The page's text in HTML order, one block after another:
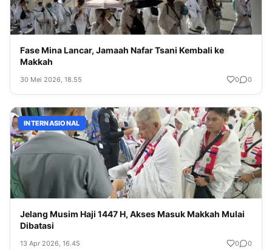
Fase Mina Lancar, Jamaah Nafar Tsani Kembali ke
Makkah
30 Mei 2026, 18.55 0 0
INTERNASIONAL
Jelang Musim Haji 1447 H, Akses Masuk Makkah Mulai
Dibatasi
13 Apr 2026, 16.45 0 0